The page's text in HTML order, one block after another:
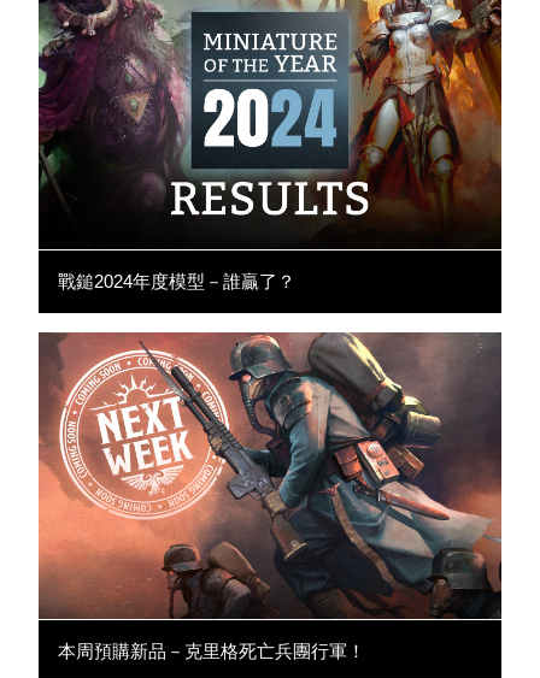
戰鎚2024年度模型－誰贏了？
本周預購新品－克里格死亡兵團行軍！